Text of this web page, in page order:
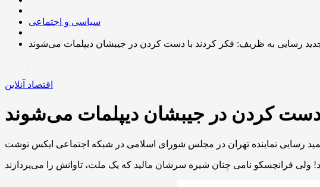
سیاسی و اجتماعی
اقتصاد آنلاین